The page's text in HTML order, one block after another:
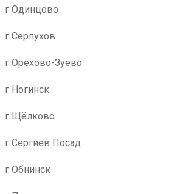
г Одинцово
г Серпухов
г Орехово-Зуево
г Ногинск
г Щёлково
г Сергиев Посад
г Обнинск